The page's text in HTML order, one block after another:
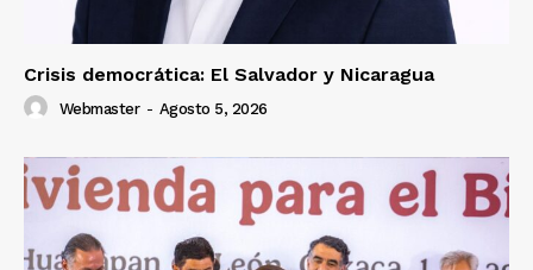
Crisis democrática: El Salvador y Nicaragua
Webmaster - Agosto 5, 2026